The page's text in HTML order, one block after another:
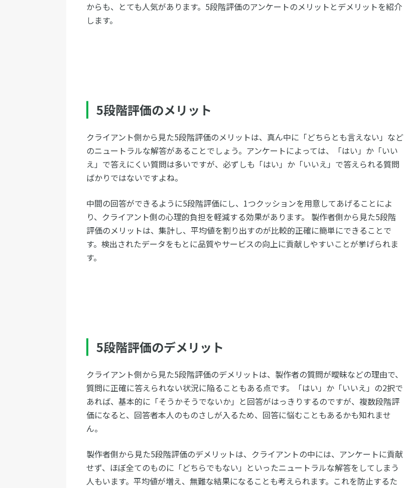
からも、とても人気があります。5段階評価のアンケートのメリットとデメリットを紹介
します。
5段階評価のメリット
クライアント側から見た5段階評価のメリットは、真ん中に「どちらとも言えない」など
のニュートラルな解答があることでしょう。アンケートによっては、「はい」か「いい
え」で答えにくい質問は多いですが、必ずしも「はい」か「いいえ」で答えられる質問
ばかりではないですよね。
中間の回答ができるように5段階評価にし、1つクッションを用意してあげることによ
り、クライアント側の心理的負担を軽減する効果があります。 製作者側から見た5段階
評価のメリットは、集計し、平均値を割り出すのが比較的正確に簡単にできることで
す。検出されたデータをもとに品質やサービスの向上に貢献しやすいことが挙げられま
す。
5段階評価のデメリット
クライアント側から見た5段階評価のデメリットは、製作者の質問が曖昧などの理由で、
質問に正確に答えられない状況に陥ることもある点です。「はい」か「いいえ」の2択で
あれば、基本的に「そうかそうでないか」と回答がはっきりするのですが、複数段階評
価になると、回答者本人のものさしが入るため、回答に悩むこともあるかも知れませ
ん。
製作者側から見た5段階評価のデメリットは、クライアントの中には、アンケートに貢献
せず、ほぼ全てのものに「どちらでもない」といったニュートラルな解答をしてしまう
人もいます。平均値が増え、無難な結果になることも考えられます。これを防止するた